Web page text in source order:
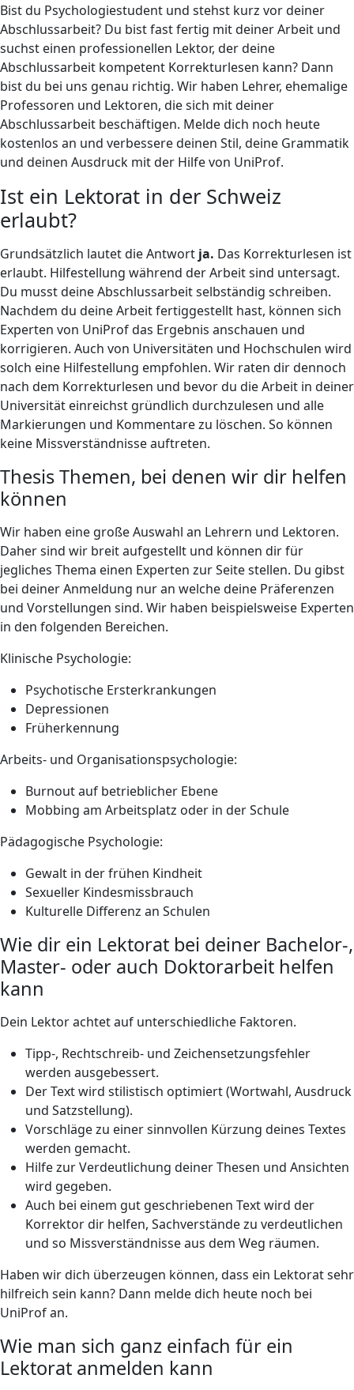
Bist du Psychologiestudent und stehst kurz vor deiner
Abschlussarbeit? Du bist fast fertig mit deiner Arbeit und
suchst einen professionellen Lektor, der deine
Abschlussarbeit kompetent Korrekturlesen kann? Dann
bist du bei uns genau richtig. Wir haben Lehrer, ehemalige
Professoren und Lektoren, die sich mit deiner
Abschlussarbeit beschäftigen. Melde dich noch heute
kostenlos an und verbessere deinen Stil, deine Grammatik
und deinen Ausdruck mit der Hilfe von UniProf.
Ist ein Lektorat in der Schweiz
erlaubt?
Grundsätzlich lautet die Antwort ja. Das Korrekturlesen ist
erlaubt. Hilfestellung während der Arbeit sind untersagt.
Du musst deine Abschlussarbeit selbständig schreiben.
Nachdem du deine Arbeit fertiggestellt hast, können sich
Experten von UniProf das Ergebnis anschauen und
korrigieren. Auch von Universitäten und Hochschulen wird
solch eine Hilfestellung empfohlen. Wir raten dir dennoch
nach dem Korrekturlesen und bevor du die Arbeit in deiner
Universität einreichst gründlich durchzulesen und alle
Markierungen und Kommentare zu löschen. So können
keine Missverständnisse auftreten.
Thesis Themen, bei denen wir dir helfen
können
Wir haben eine große Auswahl an Lehrern und Lektoren.
Daher sind wir breit aufgestellt und können dir für
jegliches Thema einen Experten zur Seite stellen. Du gibst
bei deiner Anmeldung nur an welche deine Präferenzen
und Vorstellungen sind. Wir haben beispielsweise Experten
in den folgenden Bereichen.
Klinische Psychologie:
Psychotische Ersterkrankungen
Depressionen
Früherkennung
Arbeits- und Organisationspsychologie:
Burnout auf betrieblicher Ebene
Mobbing am Arbeitsplatz oder in der Schule
Pädagogische Psychologie:
Gewalt in der frühen Kindheit
Sexueller Kindesmissbrauch
Kulturelle Differenz an Schulen
Wie dir ein Lektorat bei deiner Bachelor-,
Master- oder auch Doktorarbeit helfen
kann
Dein Lektor achtet auf unterschiedliche Faktoren.
Tipp-, Rechtschreib- und Zeichensetzungsfehler
werden ausgebessert.
Der Text wird stilistisch optimiert (Wortwahl, Ausdruck
und Satzstellung).
Vorschläge zu einer sinnvollen Kürzung deines Textes
werden gemacht.
Hilfe zur Verdeutlichung deiner Thesen und Ansichten
wird gegeben.
Auch bei einem gut geschriebenen Text wird der
Korrektor dir helfen, Sachverstände zu verdeutlichen
und so Missverständnisse aus dem Weg räumen.
Haben wir dich überzeugen können, dass ein Lektorat sehr
hilfreich sein kann? Dann melde dich heute noch bei
UniProf an.
Wie man sich ganz einfach für ein
Lektorat anmelden kann